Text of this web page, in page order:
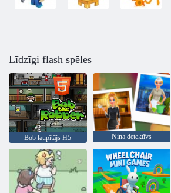
Līdzīgi flash spēles
Bob laupītājs H5 Nina detektīvs